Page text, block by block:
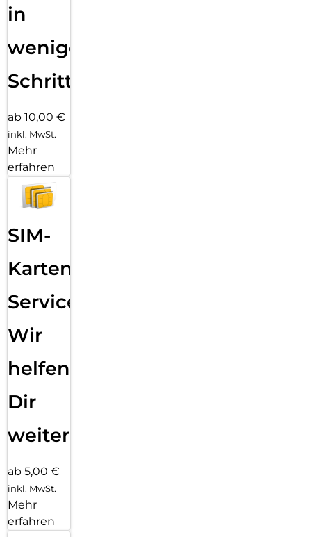
in
wenigen
Schritten
ab 10,00 €
inkl. MwSt.
Mehr
erfahren
SIM-
Karten
Service:
Wir
helfen
Dir
weiter
ab 5,00 €
inkl. MwSt.
Mehr
erfahren